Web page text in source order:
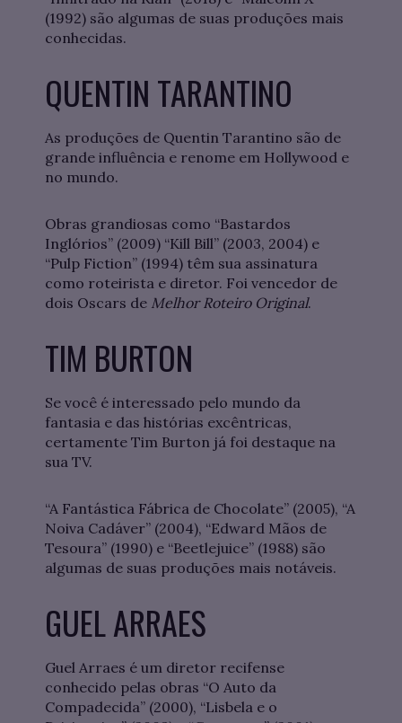
(1992) são algumas de suas produções mais
conhecidas.
QUENTIN TARANTINO
As produções de Quentin Tarantino são de
grande influência e renome em Hollywood e
no mundo.
Obras grandiosas como “Bastardos
Inglórios” (2009) “Kill Bill” (2003, 2004) e
“Pulp Fiction” (1994) têm sua assinatura
como roteirista e diretor. Foi vencedor de
dois Oscars de Melhor Roteiro Original.
TIM BURTON
Se você é interessado pelo mundo da
fantasia e das histórias excêntricas,
certamente Tim Burton já foi destaque na
sua TV.
“A Fantástica Fábrica de Chocolate” (2005), “A
Noiva Cadáver” (2004), “Edward Mãos de
Tesoura” (1990) e “Beetlejuice” (1988) são
algumas de suas produções mais notáveis.
GUEL ARRAES
Guel Arraes é um diretor recifense
conhecido pelas obras “O Auto da
Compadecida” (2000), “Lisbela e o